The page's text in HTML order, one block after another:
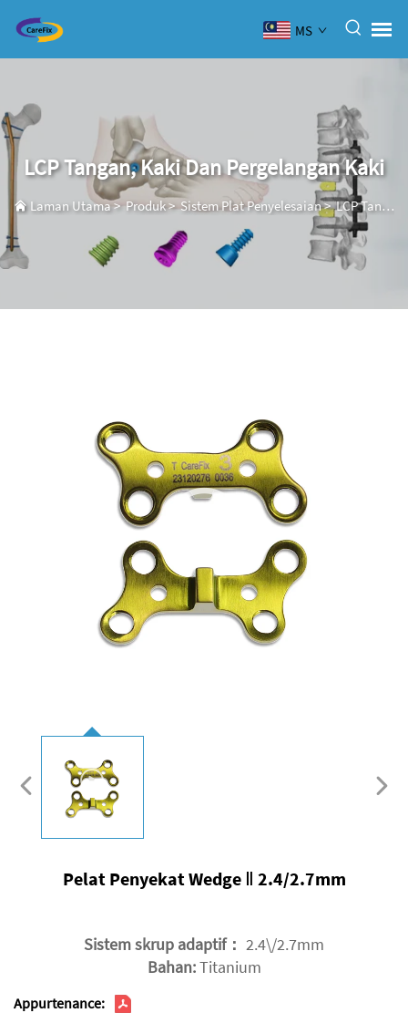
MS
LCP Tangan, Kaki Dan Pergelangan Kaki
Laman Utama>Produk>Sistem Plat Penyelesaian>LCP Tangan, Kaki Dan Pergelangan Kaki
Pelat Penyekat Wedge Ⅱ 2.4/2.7mm
Sistem skrup adaptif： 2.4\/2.7mm
Bahan:Titanium
Appurtenance: